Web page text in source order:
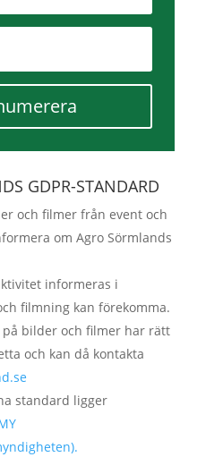
GDPR-STANDARD
och filmer från event och
om Agro Sörmlands
informeras i
filmning kan förekomma.
bilder och filmer har rätt
och kan då kontakta
standard ligger